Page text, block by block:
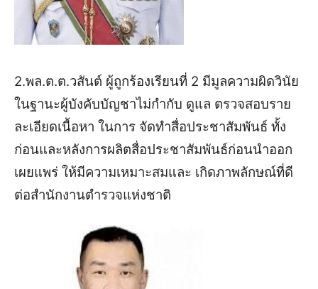
2.พล.ต.ต.วสันต์ ผู้ถูกร้องเรียนที่ 2 มีมูลความผิดวินัย
ในฐานะผู้บังคับบัญชาไม่กำกับ ดูแล ตรวจสอบราย
ละเอียดเนื้อหา ในการ จัดทำสื่อประชาสัมพันธ์ ทั้ง
ก่อนและหลังการผลิตสื่อประชาสัมพันธ์ก่อนนำออก
เผยแพร่ ให้มีความเหมาะสมและ เกิดภาพลักษณ์ที่ดี
ต่อสำนักงานตำรวจแห่งชาติ